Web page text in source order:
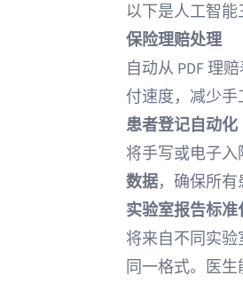
以下是人工智能
保险理赔处理
自动从 PDF 理
付速度，减少手
患者登记自动化
将手写或电子入
数据，确保所有
实验室报告标准
将来自不同实验
同一格式。医